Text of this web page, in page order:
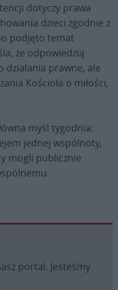
dotyczy prawa
dzieci zgodnie z
podjęto temat
że odpowiedzią
prawne, ale
Kościoła o miłości,
myśl tygodnia:
jednej wspólnoty,
mogli publicznie
portal. Jesteśmy